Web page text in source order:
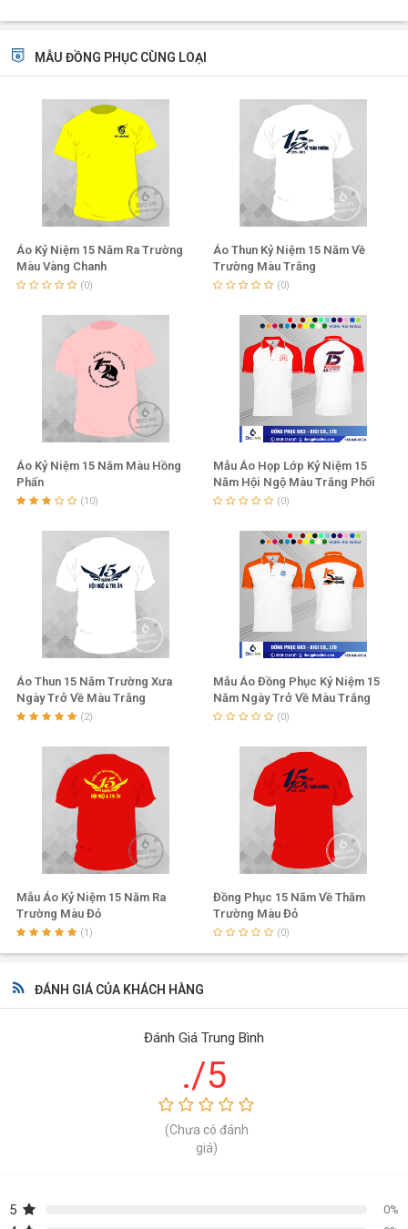
MẪU ĐỒNG PHỤC CÙNG LOẠI
Áo Kỷ Niệm 15 Năm Ra Trường
Màu Vàng Chanh
(0)
Áo Thun Kỷ Niệm 15 Năm Về
Trường Màu Trắng
(0)
Áo Kỷ Niệm 15 Năm Màu Hồng
Phấn
(10)
Mẫu Áo Họp Lớp Kỷ Niệm 15
Năm Hội Ngộ Màu Trắng Phối
Tay Cổ Đỏ
(0)
Áo Thun 15 Năm Trường Xưa
Ngày Trở Về Màu Trắng
(2)
Mẫu Áo Đồng Phục Kỷ Niệm 15
Năm Ngày Trở Về Màu Trắng
Phối Tay Cổ Cam
(0)
Mẫu Áo Kỷ Niệm 15 Năm Ra
Trường Màu Đỏ
(1)
Đồng Phục 15 Năm Về Thăm
Trường Màu Đỏ
(0)
ĐÁNH GIÁ CỦA KHÁCH HÀNG
Đánh Giá Trung Bình
./5
(Chưa có đánh
giá)
5 0%